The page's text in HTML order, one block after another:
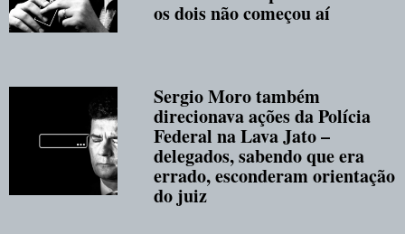
os dois não começou aí
Sergio Moro também
direcionava ações da Polícia
Federal na Lava Jato –
delegados, sabendo que era
errado, esconderam orientação
do juiz